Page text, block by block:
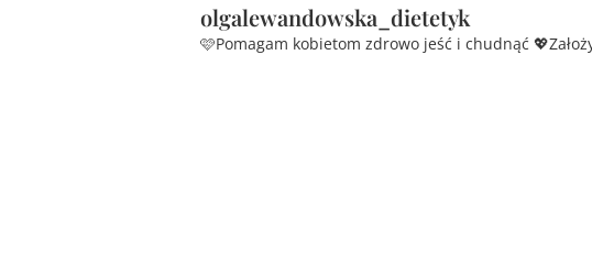
olgalewandowska_dietetyk
🩷Pomagam kobietom zdrowo jeść i chudnąć